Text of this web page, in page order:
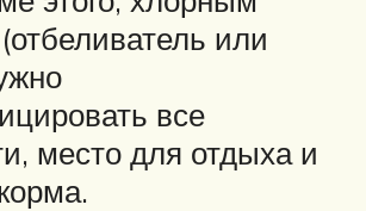
или
все
место для отдыха и